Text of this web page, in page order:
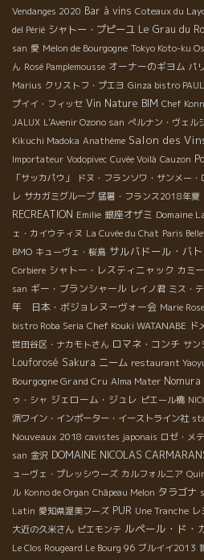
Vendanges 2020 Bar à vins Coteaux du
del Périé シャトー・プピーユ Le Grau du
san 愛 Melon de Bourgogne Tokyo Koto-ku
ん Rosé Pamplemousse オーナーのギヨム パ
Marius クリストフ・プエヨ Ginza bistro PAUL
プイイ・フィッセ Vin Nature BIM Chef
JALUX L'Avenir Ozono san ぺルナン・ヴェル
Kikuchi Madoka Anathème Salon des
Importateur Vodopivec Cuvée Voilà Cauzon
「サッカパウ」
ドヌ・フランソワ・サンメー・
レ サカガミグループ 猛暑・フランス2018年夏
RECREATION Emilie 銀座オザミ Domaine
ェ・カイウティヌ La Cuvée du Chat Paris
BMO キューヴェ・桜島 サルバドール・バ
Corbiere シャトー・レスティニャック カミ
san ギー・ブランシャール レイノ君 ミス・
年 日本・ボジョレヌーヴォー会 Marie Rose
bistro Roba Seria Chef Kouki WATANABE ド
世田谷区・ナカモトさん ロマネ・コンチ サン
Louforosé Sakura ニーム restaurant
Bourgogne Grand Cru Alma Mater Nomura
ゥ・シャ ジェローム・ジュレ ピエール橋
派ワイン・インポーター・イーストライン社
Nouveaux 2018 cavistes japonais ロゼ・メ
san 金沢 DOMAINE NICOLAS
ューヴェ・プレッシウーズ カルフォルニア
ル Konno de Organ Châpeau Melon タラゴナ
Latin 愛知県渥美フーズ PUR Une Tranche レ
大近の久米さん ピエモンテ ルペール・ド・
Le Clos Rougeard Le Bourg 96 ブルイイ2013